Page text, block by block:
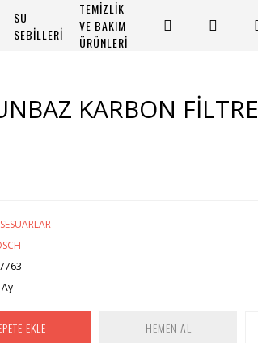
SU
SEBİLLERİ
TEMİZLİK
VE BAKIM
ÜRÜNLERİ
KARBON FİLTRE
EKLE HEMEN AL